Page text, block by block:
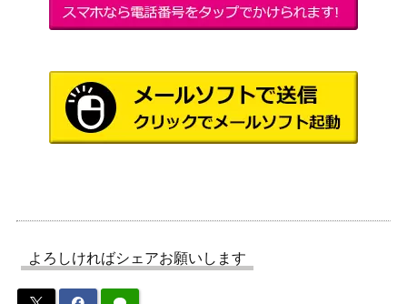
M]《日》
ウィザー
ズ・オブ・
ト
（タルキー
ル：龍嵐
録）
偉大なる統一者、アトラクサ/Atraxa,
Wizards
よろしければシェアお願いします